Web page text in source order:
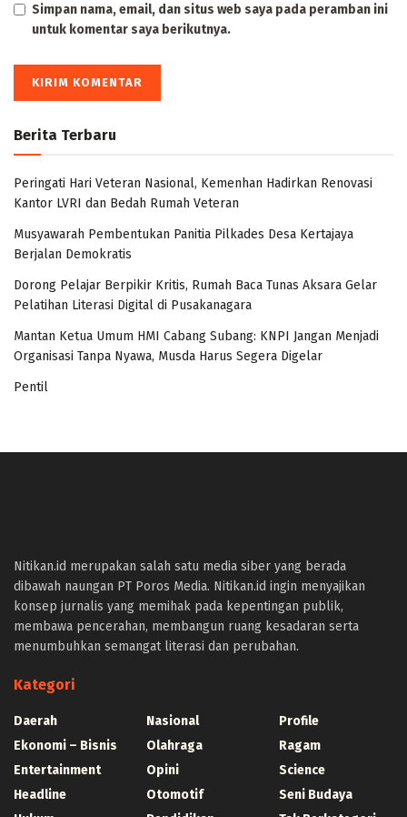
Simpan nama, email, dan situs web saya pada peramban ini
untuk komentar saya berikutnya.
Berita Terbaru
Peringati Hari Veteran Nasional, Kemenhan Hadirkan Renovasi
Kantor LVRI dan Bedah Rumah Veteran
Musyawarah Pembentukan Panitia Pilkades Desa Kertajaya
Berjalan Demokratis
Dorong Pelajar Berpikir Kritis, Rumah Baca Tunas Aksara Gelar
Pelatihan Literasi Digital di Pusakanagara
Mantan Ketua Umum HMI Cabang Subang: KNPI Jangan Menjadi
Organisasi Tanpa Nyawa, Musda Harus Segera Digelar
Pentil
slot scatter hitam
https://protuning.id/
https://ptnobelindonesia.com/
https://okegas.id/
https://dukcapil.selumakab.go.id/
https://store.scuto.co.id/wp-content/products/
https://selumakab.go.id/
https://dukcapil.selumakab.go.id/duta777/
https://krakatauniaga.co.id/run/
https://bossfood.co.id/wp-content/pound/
slot138
slot138
Nitikan.id merupakan salah satu media siber yang berada
dibawah naungan PT Poros Media. Nitikan.id ingin menyajikan
konsep jurnalis yang memihak pada kepentingan publik,
membawa pencerahan, membangun ruang kesadaran serta
menumbuhkan semangat literasi dan perubahan.
Kategori
Daerah
Ekonomi – Bisnis
Entertainment
Headline
Nasional
Olahraga
Opini
Otomotif
Profile
Ragam
Science
Seni Budaya